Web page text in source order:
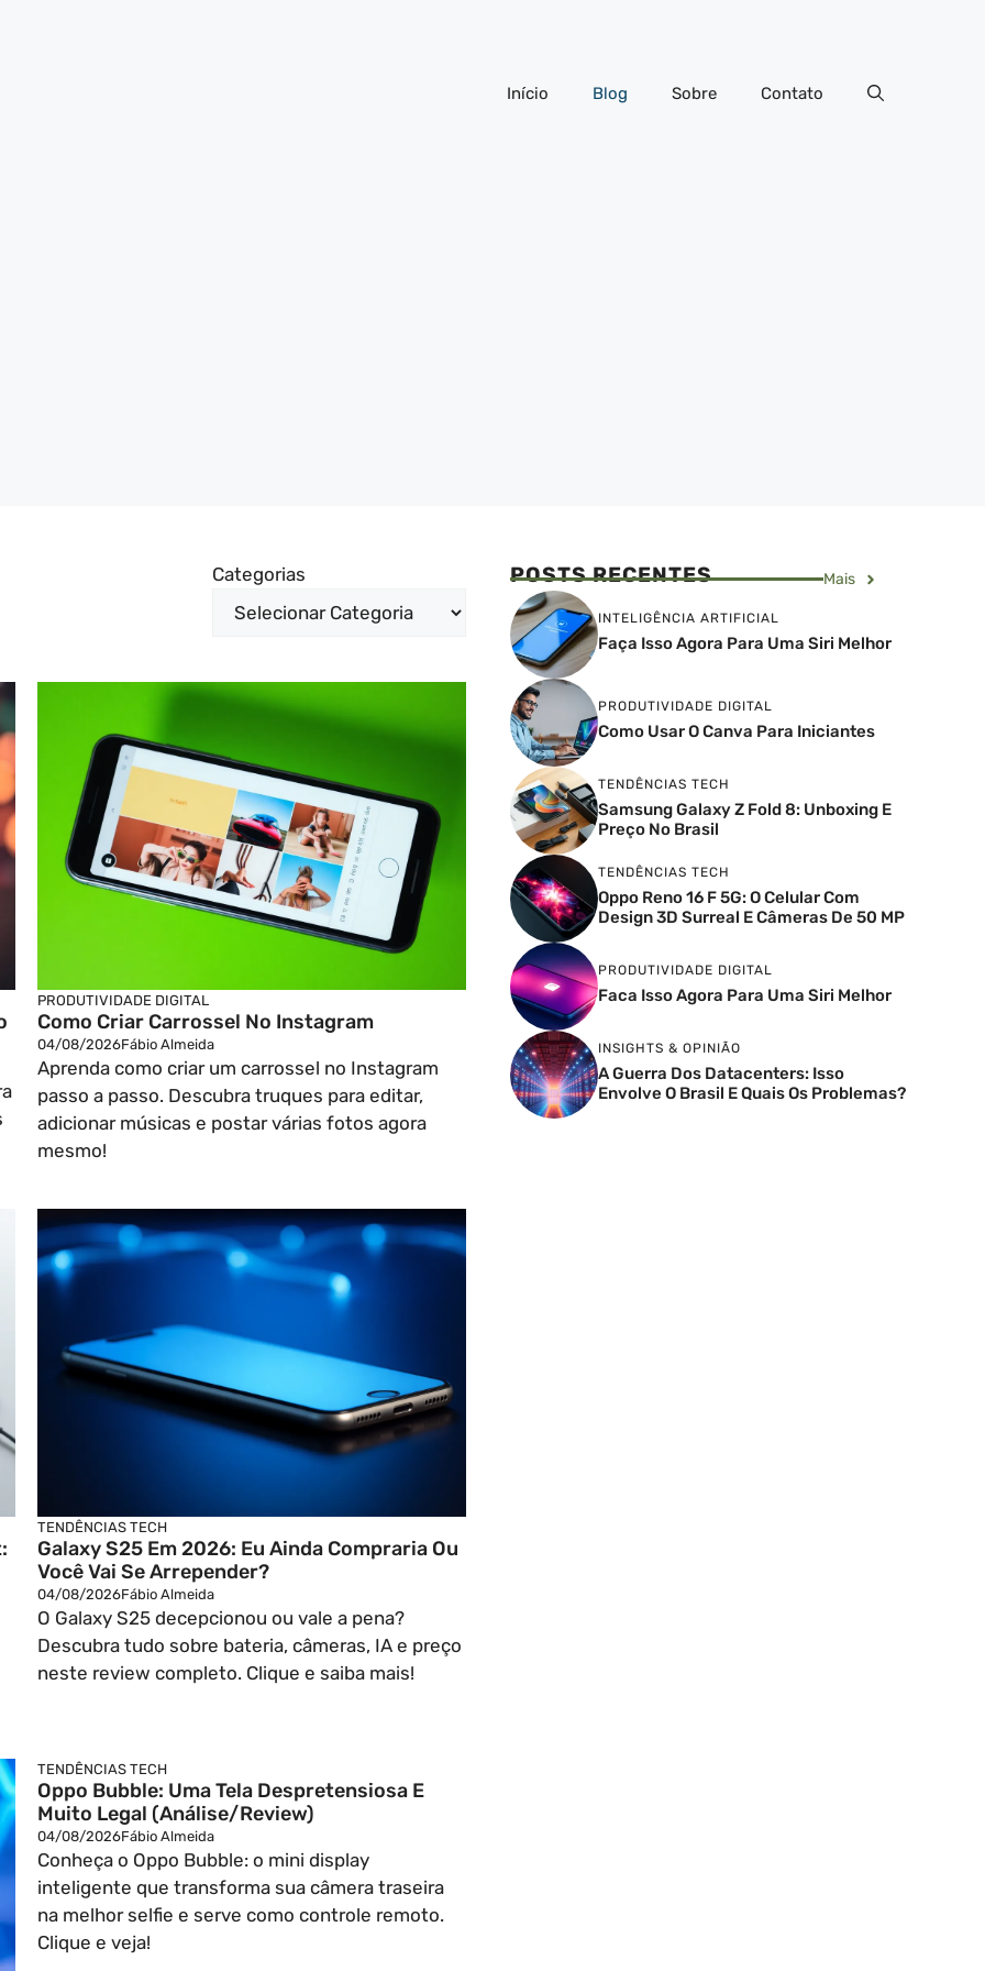
Início Blog Sobre Contato
Categorias
PRODUTIVIDADE DIGITAL
Como Criar Carrossel No Instagram
04/08/2026Fábio Almeida
Aprenda como criar um carrossel no Instagram
passo a passo. Descubra truques para editar,
adicionar músicas e postar várias fotos agora
mesmo!
TENDÊNCIAS TECH
Galaxy S25 Em 2026: Eu Ainda Compraria Ou
Você Vai Se Arrepender?
04/08/2026Fábio Almeida
O Galaxy S25 decepcionou ou vale a pena?
Descubra tudo sobre bateria, câmeras, IA e preço
neste review completo. Clique e saiba mais!
TENDÊNCIAS TECH
Oppo Bubble: Uma Tela Despretensiosa E
Muito Legal (Análise/Review)
04/08/2026Fábio Almeida
Conheça o Oppo Bubble: o mini display
inteligente que transforma sua câmera traseira
na melhor selfie e serve como controle remoto.
Clique e veja!
POSTS RECENTES Mais
INTELIGÊNCIA ARTIFICIAL
Faça Isso Agora Para Uma Siri Melhor
PRODUTIVIDADE DIGITAL
Como Usar O Canva Para Iniciantes
TENDÊNCIAS TECH
Samsung Galaxy Z Fold 8: Unboxing E
Preço No Brasil
TENDÊNCIAS TECH
Oppo Reno 16 F 5G: O Celular Com
Design 3D Surreal E Câmeras De 50 MP
PRODUTIVIDADE DIGITAL
Faca Isso Agora Para Uma Siri Melhor
INSIGHTS & OPINIÃO
A Guerra Dos Datacenters: Isso
Envolve O Brasil E Quais Os Problemas?